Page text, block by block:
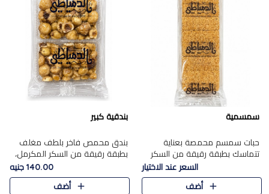
سمسمية
حبات سمسم محمصة بعناية
تتماسك بطبقة رقيقة من السكر
المكرمل، لتقدم طعم السمسم
المميز وقرمشتة التي ارتبطت ببهجة
المولد عبر الأجيال.
السعر عند الاختيار
أضف
بندقية كبير
بندق محمص فاخر بلطف مغلف
بطبقة رقيقة من السكر المكرمل،
يجمع بين النكهة الغنية ناتي
والقرمشة الراقية المرضية في
حلوى شرقية أنيقه بطابع مميز.
140.00 جنيه
أضف